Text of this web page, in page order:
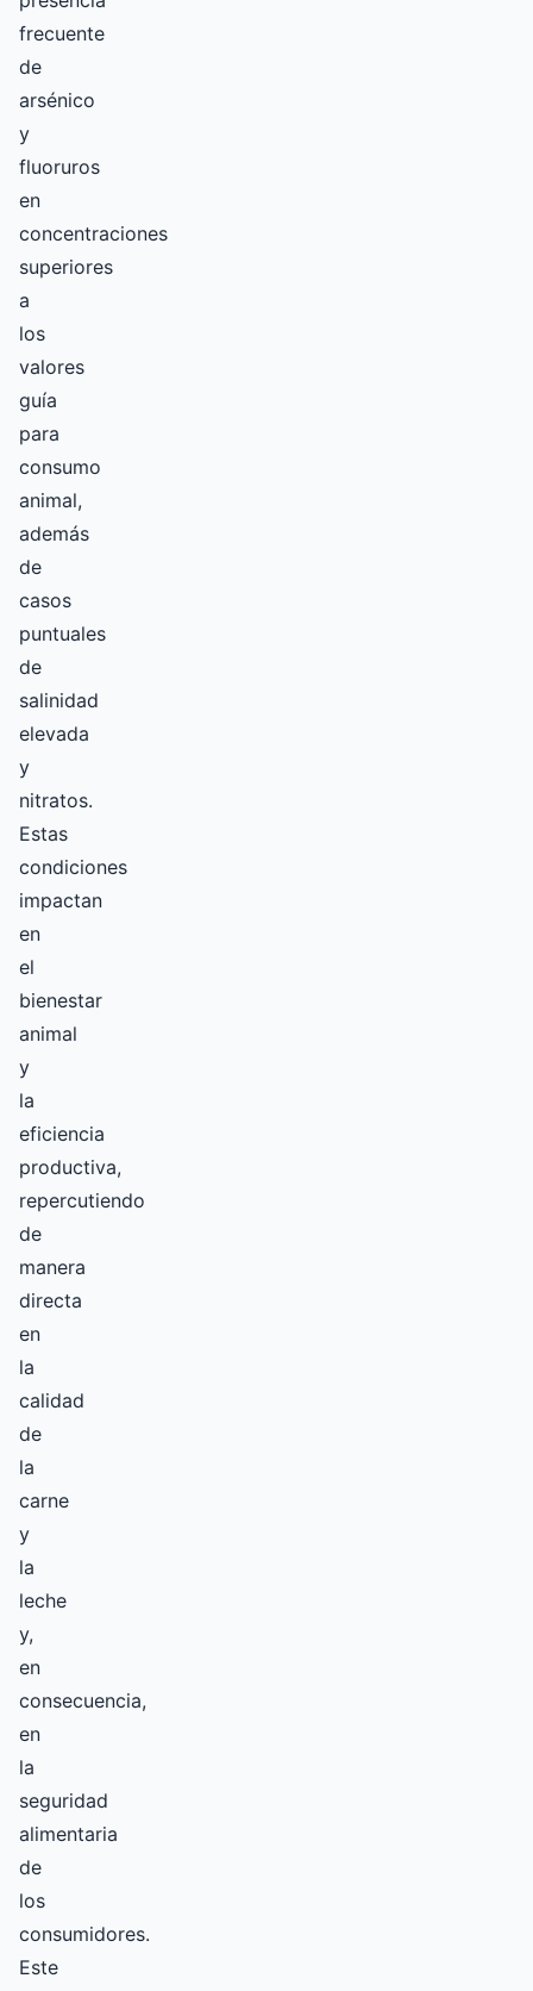
frecuente
de
arsénico
y
fluoruros
en
concentraciones
superiores
a
los
valores
guía
para
consumo
animal,
además
de
casos
puntuales
de
salinidad
elevada
y
nitratos.
Estas
condiciones
impactan
en
el
bienestar
animal
y
la
eficiencia
productiva,
repercutiendo
de
manera
directa
en
la
calidad
de
la
carne
y
la
leche
y,
en
consecuencia,
en
la
seguridad
alimentaria
de
los
consumidores.
Este